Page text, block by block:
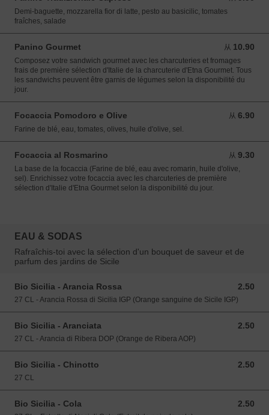
Demi-baguette, mozzarella fior di latte, pesto au basicilic, tomates
fraîches, salade
Panino Gourmet 从 10.90
从 10.90 EUR
Composez votre sandwich gourmet avec les charcuteries et fromages
frais de première sélection d'Italie de la charcuterie d'Etna Gourmet. Tous
les sandwichs peuvent être garnis de légumes selon la disponibilité du
jour.
Focaccia Pomodoro e Olive 从 6.90
从 6.90 EUR
Farine de blé, eau, tomates, olives, huile d'olive, sel.
Focaccia al Rosmarino 从 9.30
从 9.30 EUR
La base de la focaccia (Farine de blé, eau avec romarin, huile d'olive,
sel). Enrichissez votre focaccia avec les charcuteries de première
sélection d'Italie d'Etna Gourmet selon la disponibilité du jour.
EAU & SODAS
Rafraîchis-toi avec la sélection d'un bouquet de saveur et de
parfum des jardins de Sicile
Bio Sicilia - Arancia Rossa 2.50
2.50 EUR
27 CL - Arancia Rossa di Sicilia IGP (Orange sanguine de Sicile IGP)
Bio Sicilia - Aranciata 2.50
2.50 EUR
27 CL - Arancia di Ribera DOP (Orange de Ribera AOP)
Bio Sicilia - Chinotto 2.50
2.50 EUR
27 CL
Bio Sicilia - Cola 2.50
2.50 EUR